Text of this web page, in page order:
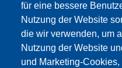
für eine bessere
Nutzung der Website
die wir verwenden, um
Nutzung der Website
und Marketing-
Этот материал
файлы cookie